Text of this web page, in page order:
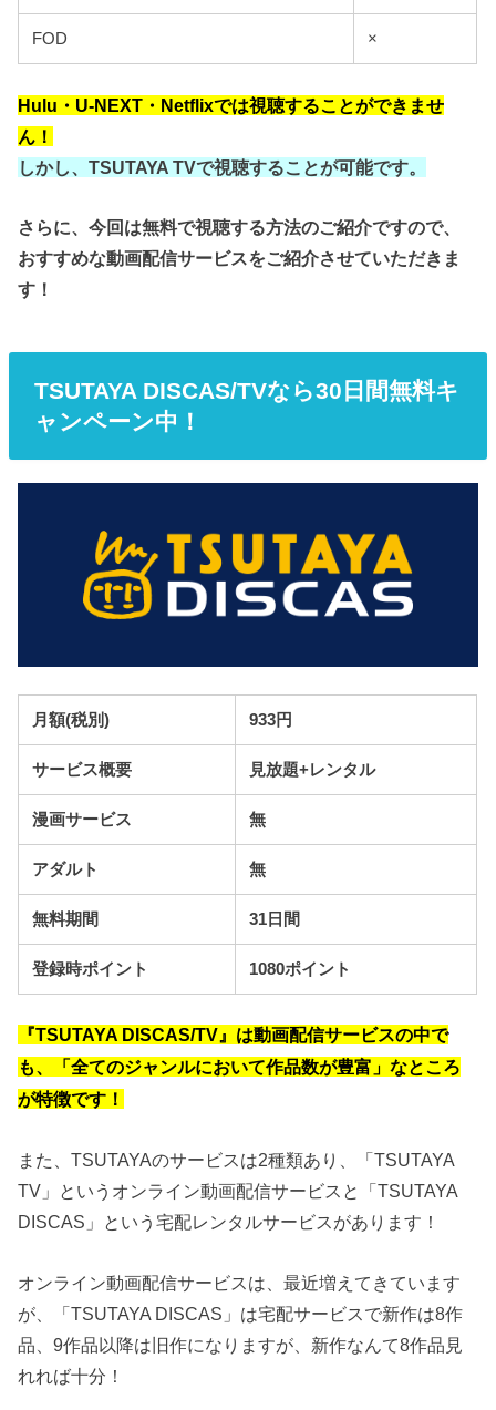
FOD ×
Hulu・U-NEXT・Netflixでは視聴することができませ
ん！
しかし、TSUTAYA TVで視聴することが可能です。
さらに、今回は無料で視聴する方法のご紹介ですので、
おすすめな動画配信サービスをご紹介させていただきま
す！
TSUTAYA DISCAS/TVなら30日間無料キ
ャンペーン中！
月額(税別) 933円
サービス概要 見放題+レンタル
漫画サービス 無
アダルト 無
無料期間 31日間
登録時ポイント 1080ポイント
『TSUTAYA DISCAS/TV』は動画配信サービスの中で
も、「全てのジャンルにおいて作品数が豊富」なところ
が特徴です！
また、TSUTAYAのサービスは2種類あり、「TSUTAYA
TV」というオンライン動画配信サービスと「TSUTAYA
DISCAS」という宅配レンタルサービスがあります！
オンライン動画配信サービスは、最近増えてきています
が、「TSUTAYA DISCAS」は宅配サービスで新作は8作
品、9作品以降は旧作になりますが、新作なんて8作品見
れれば十分！